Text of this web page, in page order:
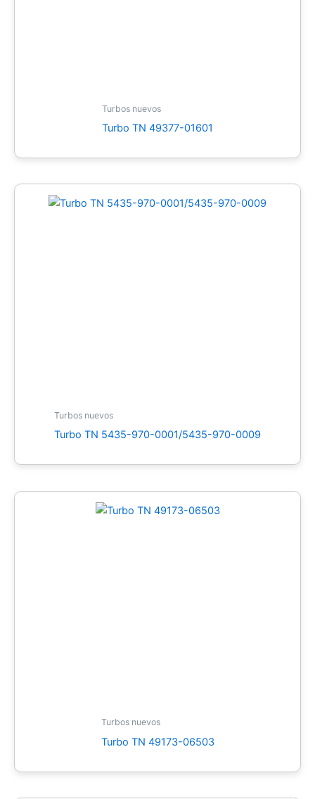
Turbos nuevos
Turbo TN 49377-01601
Turbos nuevos
Turbo TN 5435-970-0001/5435-970-0009
Turbos nuevos
Turbo TN 49173-06503